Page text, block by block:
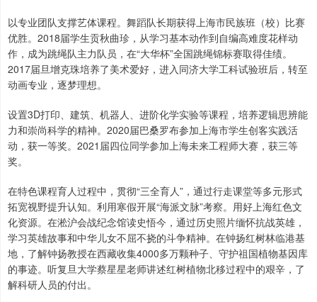
以专业团队支撑艺体课程。舞蹈队长期获得上海市民族班（校）比赛
优胜。2018届学生贡秋曲珍，从学习基本动作到自编高难度花样动
作，成为跳绳队主力队员，在“大华杯”全国跳绳锦标赛取得佳绩。
2017届旦增克珠培养了美术爱好，进入同济大学工科试验班后，转至
动画专业，逐梦理想。
设置3D打印、建筑、机器人、进阶化学实验等课程，培养逻辑思辨能
力和崇尚科学的精神。2020届巴桑罗布参加上海市学生创客实践活
动，获一等奖。2021届四位同学参加上海未来工程师大赛，获三等
奖。
在特色课程育人过程中，贯彻“三全育人”，通过行走课堂等多元形式
拓宽视野提升认知。利用寒假开展“海派文脉”考察。用好上海红色文
化资源。在淞沪会战纪念馆读史悟今，通过历史照片缅怀抗战英雄，
学习英雄故事和中华儿女不屈不挠的斗争精神。在钟扬红树林临港基
地，了解钟扬教授在西藏收集4000多万颗种子、守护祖国植物基因库
的事迹。听复旦大学蔡星星老师讲述红树植物北移过程中的艰辛，了
解科研人员的付出。